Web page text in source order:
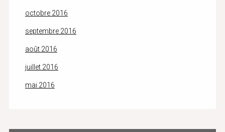
octobre 2016
septembre 2016
août 2016
juillet 2016
mai 2016